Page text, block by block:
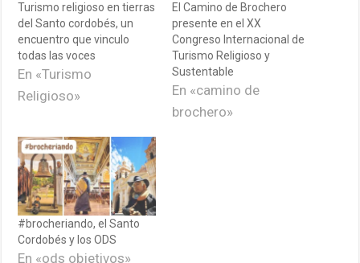
Turismo religioso en tierras
del Santo cordobés, un
encuentro que vinculo
todas las voces
En «Turismo
Religioso»
El Camino de Brochero
presente en el XX
Congreso Internacional de
Turismo Religioso y
Sustentable
En «camino de
brochero»
#brocheriando, el Santo
Cordobés y los ODS
En «ods objetivos»